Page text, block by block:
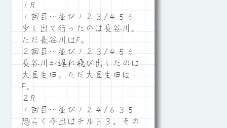
１R
１回目…並び１２３/４５６
少し出て行ったのは長谷川。
ただ長谷川はF。
２回目…並び１２３/４５６
長谷川が遅れ飛び出したのは
大豆生田。ただ大豆生田は
F。
２R
１回目…並び１２４/６３５
恐らく今出はチルト３。その